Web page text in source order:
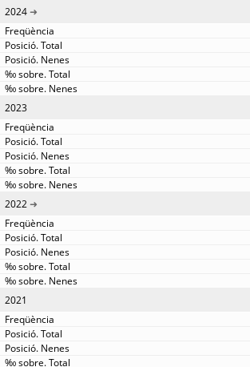
2024
2023
2022
2021